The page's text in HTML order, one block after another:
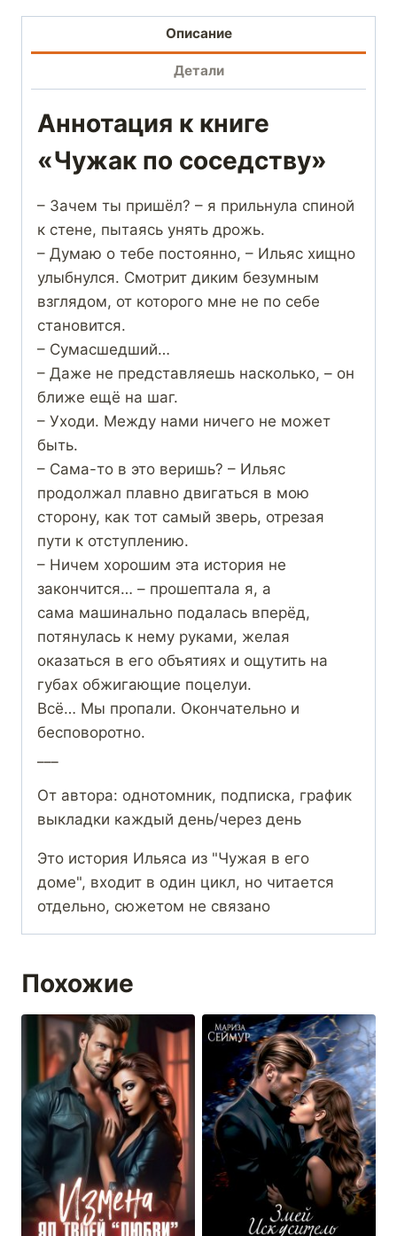
Описание
Детали
Аннотация к книге
«Чужак по соседству»
– Зачем ты пришёл? – я прильнула спиной
к стене, пытаясь унять дрожь.
– Думаю о тебе постоянно, – Ильяс хищно
улыбнулся. Смотрит диким безумным
взглядом, от которого мне не по себе
становится.
– Сумасшедший…
– Даже не представляешь насколько, – он
ближе ещё на шаг.
– Уходи. Между нами ничего не может
быть.
– Сама-то в это веришь? – Ильяс
продолжал плавно двигаться в мою
сторону, как тот самый зверь, отрезая
пути к отступлению.
– Ничем хорошим эта история не
закончится… – прошептала я, а
сама машинально подалась вперёд,
потянулась к нему руками, желая
оказаться в его объятиях и ощутить на
губах обжигающие поцелуи.
Всё… Мы пропали. Окончательно и
бесповоротно.
От автора: однотомник, подписка, график
выкладки каждый день/через день
Это история Ильяса из "Чужая в его
доме", входит в один цикл, но читается
отдельно, сюжетом не связано
Похожие